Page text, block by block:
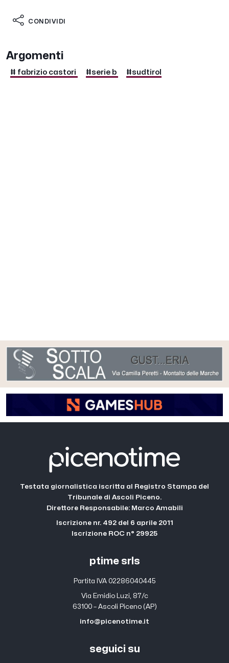
CONDIVIDI
Argomenti
# fabrizio castori #serie b #sudtirol
Testata giornalistica iscritta al Registro Stampa del
Tribunale di Ascoli Piceno.
Direttore Responsabile: Marco Amabili
Iscrizione nr. 492 del 6 aprile 2011
Iscrizione ROC n° 29925
ptime srls
Partita IVA 02286040445
Via Emidio Luzi, 87/c
63100 – Ascoli Piceno (AP)
info@picenotime.it
seguici su